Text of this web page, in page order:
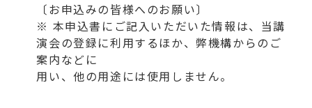
〔お申込みの皆様へのお願い〕
※ 本申込書にご記入いただいた情報は、当講
演会の登録に利用するほか、弊機構からのご
案内などに
用い、他の用途には使用しません。